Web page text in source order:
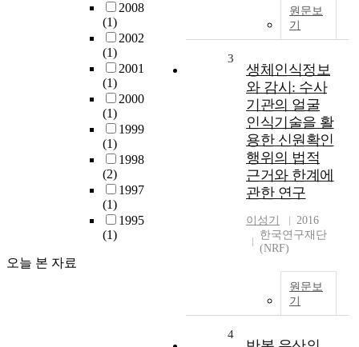
2008
(1)
2002
(1)
2001
(1)
2000
(1)
1999
(1)
1998
(2)
1997
(1)
1995
(1)
오늘 본 자료
원문보
기
3
생체인식정보
와 감시: 수사
기관의 얼굴
인식기술을 활
용한 신원확인
행위의 법적
근거와 한계에
관한 연구
이성기
2016
한국연구재단
(NRF)
원문보
기
4